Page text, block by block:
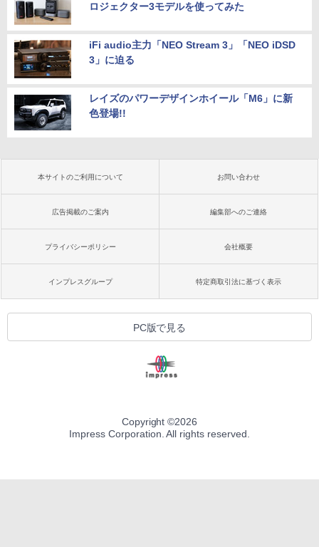
ロジェクター3モデルを使ってみた
iFi audio主力「NEO Stream 3」「NEO iDSD
3」に迫る
レイズのパワーデザインホイール「M6」に新
色登場!!
本サイトのご利用について お問い合わせ
広告掲載のご案内 編集部へのご連絡
プライバシーポリシー 会社概要
インプレスグループ 特定商取引法に基づく表示
PC版で見る
Copyright ©2026
Impress Corporation. All rights reserved.